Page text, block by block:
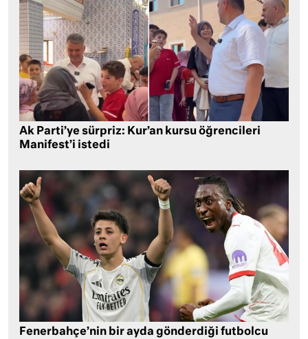
Ak Parti’ye sürpriz: Kur’an kursu öğrencileri
Manifest’i istedi
Fenerbahçe’nin bir ayda gönderdiği futbolcu